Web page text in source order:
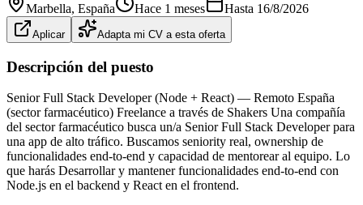
Marbella, España Hace 1 meses Hasta 16/8/2026
Aplicar Adapta mi CV a esta oferta
Descripción del puesto
Senior Full Stack Developer (Node + React) — Remoto España
(sector farmacéutico) Freelance a través de Shakers Una compañía
del sector farmacéutico busca un/a Senior Full Stack Developer para
una app de alto tráfico. Buscamos seniority real, ownership de
funcionalidades end-to‑end y capacidad de mentorear al equipo. Lo
que harás Desarrollar y mantener funcionalidades end-to-end con
Node.js en el backend y React en el frontend.